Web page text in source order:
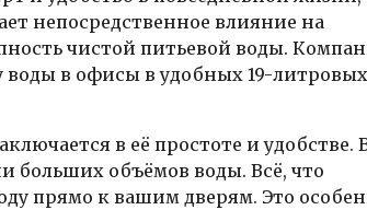
непосредственное влияние на
чистой питьевой воды.
воды в офисы в удобных 19-литровых
в её простоте и удобстве.
больших объёмов воды. Всё, что
прямо к вашим дверям. Это